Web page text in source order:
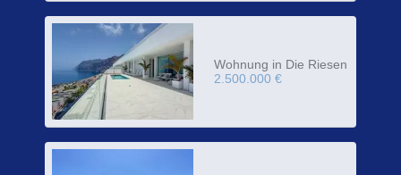
Wohnung in Die Riesen
2.500.000 €